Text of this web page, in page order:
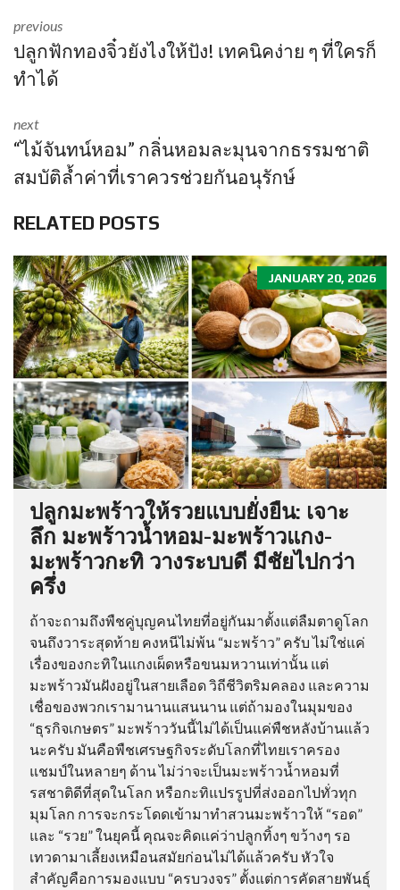
previous
ปลูกฟักทองจิ๋วยังไงให้ปัง! เทคนิคง่าย ๆ ที่ใครก็
ทำได้
next
“ไม้จันทน์หอม” กลิ่นหอมละมุนจากธรรมชาติ
สมบัติล้ำค่าที่เราควรช่วยกันอนุรักษ์
RELATED POSTS
JANUARY 20, 2026
ปลูกมะพร้าวให้รวยแบบยั่งยืน: เจาะ
ลึก มะพร้าวน้ำหอม-มะพร้าวแกง-
มะพร้าวกะทิ วางระบบดี มีชัยไปกว่า
ครึ่ง
ถ้าจะถามถึงพืชคู่บุญคนไทยที่อยู่กันมาตั้งแต่ลืมตาดูโลก
จนถึงวาระสุดท้าย คงหนีไม่พ้น “มะพร้าว” ครับ ไม่ใช่แค่
เรื่องของกะทิในแกงเผ็ดหรือขนมหวานเท่านั้น แต่
มะพร้าวมันฝังอยู่ในสายเลือด วิถีชีวิตริมคลอง และความ
เชื่อของพวกเรามานานแสนนาน แต่ถ้ามองในมุมของ
“ธุรกิจเกษตร” มะพร้าววันนี้ไม่ได้เป็นแค่พืชหลังบ้านแล้ว
นะครับ มันคือพืชเศรษฐกิจระดับโลกที่ไทยเราครอง
แชมป์ในหลายๆ ด้าน ไม่ว่าจะเป็นมะพร้าวน้ำหอมที่
รสชาติดีที่สุดในโลก หรือกะทิแปรรูปที่ส่งออกไปทั่วทุก
มุมโลก การจะกระโดดเข้ามาทำสวนมะพร้าวให้ “รอด”
และ “รวย” ในยุคนี้ คุณจะคิดแค่ว่าปลูกทิ้งๆ ขว้างๆ รอ
เทวดามาเลี้ยงเหมือนสมัยก่อนไม่ได้แล้วครับ หัวใจ
สำคัญคือการมองแบบ “ครบวงจร” ตั้งแต่การคัดสายพันธุ์